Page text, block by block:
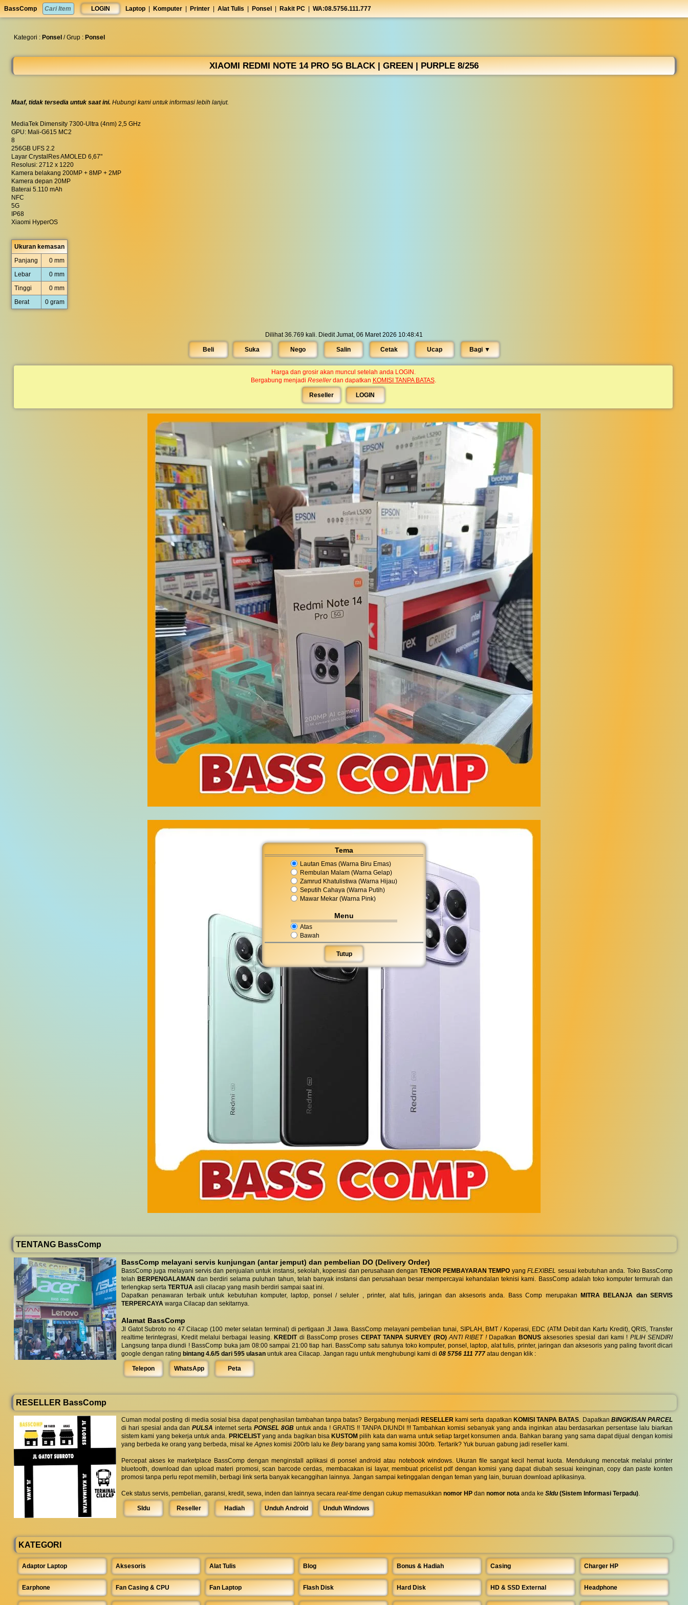
Tema
Lautan Emas (Warna Biru Emas)
Rembulan Malam (Warna Gelap)
Zamrud Khatulistiwa (Warna Hijau)
Seputih Cahaya (Warna Putih)
Mawar Mekar (Warna Pink)
Menu
Atas
Bawah
Tutup
BassComp LOGIN Laptop Komputer Printer Alat Tulis Ponsel Rakit PC WA:08.5756.111.777
anti
lelet
Kategori : Ponsel / Grup : Ponsel
XIAOMI REDMI NOTE 14 PRO 5G BLACK | GREEN | PURPLE 8/256
Maaf, tidak tersedia untuk saat ini. Hubungi kami untuk informasi lebih lanjut.
MediaTek Dimensity 7300-Ultra (4nm) 2,5 GHz
GPU: Mali-G615 MC2
8
256GB UFS 2.2
Layar CrystalRes AMOLED 6,67"
Resolusi: 2712 x 1220
Kamera belakang 200MP + 8MP + 2MP
Kamera depan 20MP
Baterai 5.110 mAh
NFC
5G
IP68
Xiaomi HyperOS
Ukuran kemasan
Panjang
0 mm
Lebar
0 mm
Tinggi
0 mm
Berat
0 gram
Dilihat 36.769 kali. Diedit Jumat, 06 Maret 2026 10:48:41
Beli Suka Nego Salin Cetak Ucap Bagi ▼︎
Harga dan grosir akan muncul setelah anda LOGIN.
Bergabung menjadi Resellerdan dapatkan KOMISI TANPA BATAS.
Reseller LOGIN
TENTANG BassComp
BassComp melayani servis kunjungan (antar jemput) dan pembelian DO (Delivery Order)
BassComp juga melayani servis dan penjualan untuk instansi, sekolah, koperasi dan perusahaan dengan TENOR PEMBAYARAN TEMPO yangFLEXIBEL sesuai kebutuhan anda. Toko BassComp
telah BERPENGALAMAN dan berdiri selama puluhan tahun, telah banyak instansi dan perusahaan besar mempercayai kehandalan teknisi kami. BassComp adalah toko komputer termurah dan
terlengkap serta TERTUA asli cilacap yang masih berdiri sampai saat ini.
Dapatkan penawaran terbaik untuk kebutuhan komputer, laptop, ponsel / seluler , printer, alat tulis, jaringan dan aksesoris anda. Bass Comp merupakan
MITRA BELANJA dan SERVIS
TERPERCAYA warga Cilacap dan sekitarnya.
Alamat BassComp
Jl Gatot Subroto no 47 Cilacap (100 meter selatan terminal) di pertigaan Jl Jawa. BassComp melayani pembelian tunai, SIPLAH, BMT / Koperasi, EDC (ATM Debit dan Kartu Kredit), QRIS, Transfer
realtime terintegrasi, Kredit melalui berbagai leasing. KREDITdi BassComp proses CEPAT TANPA SURVEY (RO) ANTI RIBET !Dapatkan BONUSaksesories spesial dari kami ! PILIH SENDIRI
Langsung tanpa diundi ! BassComp buka jam 08:00 sampai 21:00 tiap hari. BassComp satu satunya toko komputer, ponsel, laptop, alat tulis, printer, jaringan dan aksesoris yang paling favorit dicari
google dengan rating bintang 4.6/5 dari 595 ulasan untuk area Cilacap. Jangan ragu untuk menghubungi kami di 08 5756 111 777 atau dengan klik :
Telepon WhatsApp Peta
RESELLER BassComp
Cuman modal posting di media sosial bisa dapat penghasilan tambahan tanpa batas? Bergabung menjadi RESELLER kami serta dapatkan KOMISI TANPA BATAS. Dapatkan BINGKISAN PARCEL
di hari spesial anda danPULSA internet serta PONSEL 8GBuntuk anda ! GRATIS !! TANPA DIUNDI !!! Tambahkan komisi sebanyak yang anda inginkan atau berdasarkan persentase lalu biarkan
sistem kami yang bekerja untuk anda. PRICELISTyang anda bagikan bisa KUSTOM pilih kata dan warna untuk setiap target konsumen anda. Bahkan barang yang sama dapat dijual dengan komisi
yang berbeda ke orang yang berbeda, misal keAgnes komisi 200rb lalu ke Betybarang yang sama komisi 300rb. Tertarik? Yuk buruan gabung jadi reseller kami.
Percepat akses ke marketplace BassComp dengan menginstall aplikasi di ponsel android atau notebook windows. Ukuran file sangat kecil hemat kuota. Mendukung mencetak melalui printer
bluetooth, download dan upload materi promosi, scan barcode cerdas, membacakan isi layar, membuat pricelist pdf dengan komisi yang dapat diubah sesuai keinginan, copy dan paste konten
promosi tanpa perlu repot memilih, berbagi link serta banyak kecanggihan lainnya. Jangan sampai ketinggalan dengan teman yang lain, buruan download aplikasinya.
Cek status servis, pembelian, garansi, kredit, sewa, inden dan lainnya secara real-time dengan cukup memasukkan nomor HP dan nomor nota anda ke SIdu (Sistem Informasi Terpadu).
SIdu Reseller Hadiah Unduh Android Unduh Windows
KATEGORI
Adaptor Laptop Aksesoris Alat Tulis Blog Bonus & Hadiah Casing Charger HP
Earphone Fan Casing & CPU Fan Laptop Flash Disk Hard Disk HD & SSD External Headphone